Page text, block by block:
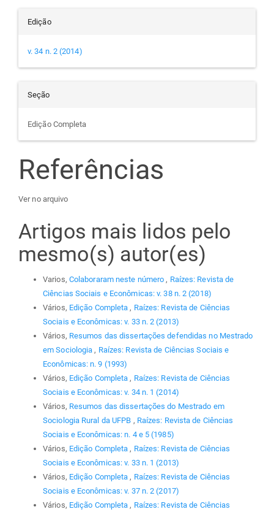
Edição
v. 34 n. 2 (2014)
Seção
Edição Completa
Referências
Ver no arquivo
Artigos mais lidos pelo
mesmo(s) autor(es)
Varios, Colaboraram neste número, Raízes: Revista de
Ciências Sociais e Econômicas: v. 38 n. 2 (2018)
Vários, Edição Completa, Raízes: Revista de Ciências
Sociais e Econômicas: v. 33 n. 2 (2013)
Vários, Resumos das dissertações defendidas no Mestrado
em Sociologia, Raízes: Revista de Ciências Sociais e
Econômicas: n. 9 (1993)
Vários, Edição Completa, Raízes: Revista de Ciências
Sociais e Econômicas: v. 34 n. 1 (2014)
Vários, Resumos das dissertações do Mestrado em
Sociologia Rural da UFPB , Raízes: Revista de Ciências
Sociais e Econômicas: n. 4 e 5 (1985)
Vários, Edição Completa, Raízes: Revista de Ciências
Sociais e Econômicas: v. 33 n. 1 (2013)
Vários, Edição Completa, Raízes: Revista de Ciências
Sociais e Econômicas: v. 37 n. 2 (2017)
Vários, Edição Completa, Raízes: Revista de Ciências